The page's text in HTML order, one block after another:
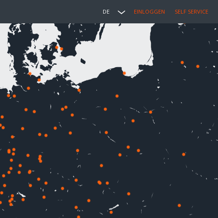
DE EINLOGGEN SELF SERVICE